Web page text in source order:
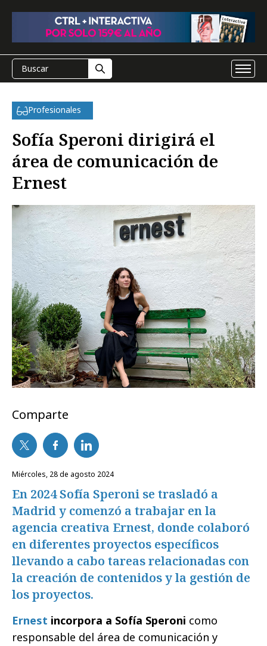
Profesionales
Sofía Speroni dirigirá el
área de comunicación de
Ernest
Comparte
miércoles, 28 de agosto 2024
En 2024 Sofía Speroni se trasladó a
Madrid y comenzó a trabajar en la
agencia creativa Ernest, donde colaboró
en diferentes proyectos específicos
llevando a cabo tareas relacionadas con
la creación de contenidos y la gestión de
los proyectos.
Ernest incorpora a Sofía Speroni como
responsable del área de comunicación y